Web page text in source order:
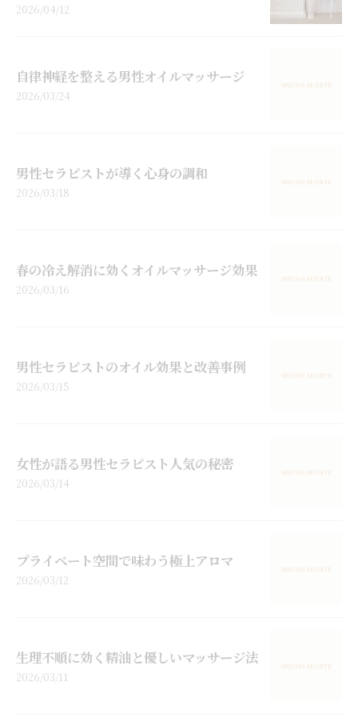
2026/04/12
自律神経を整える男性オイルマッサージ
2026/03/24
男性セラピストが導く心身の調和
2026/03/18
春の冷え解消に効くオイルマッサージ効果
2026/03/16
男性セラピストのオイル効果と改善事例
2026/03/15
女性が語る男性セラピスト人気の秘密
2026/03/14
プライベート空間で味わう極上アロマ
2026/03/12
生理不順に効く精油と優しいマッサージ法
2026/03/11